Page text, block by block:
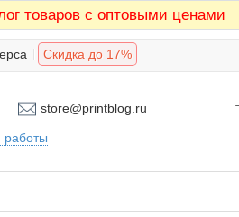
товаров с оптовыми ценами
Скидка до 17%
store@printblog.ru
работы